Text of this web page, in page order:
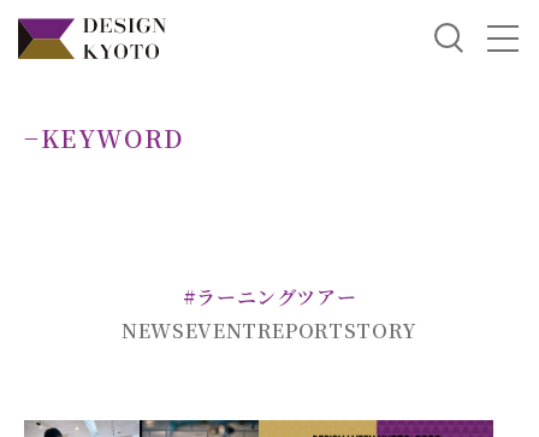
−KEYWORD
#ラーニングツアー
NEWSEVENTREPORTSTORY